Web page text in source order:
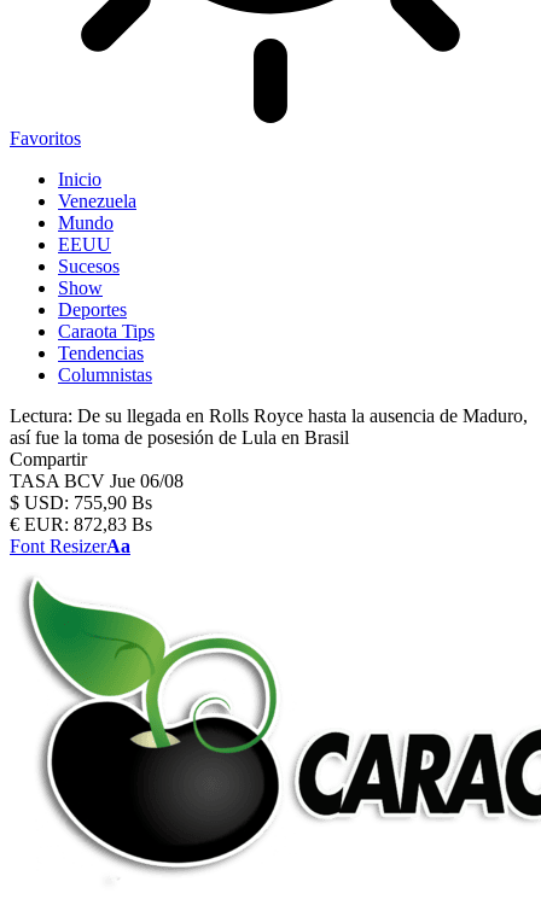
Favoritos
Inicio
Venezuela
Mundo
EEUU
Sucesos
Show
Deportes
Caraota Tips
Tendencias
Columnistas
Lectura: De su llegada en Rolls Royce hasta la ausencia de Maduro,
así fue la toma de posesión de Lula en Brasil
Compartir
TASA BCV Jue 06/08
$ USD: 755,90 Bs
€ EUR: 872,83 Bs
Font ResizerAa